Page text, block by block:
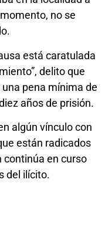
no se
está caratulada
delito que
pena mínima de
años de prisión.
algún vínculo con
están radicados
continúa en curso
del ilícito.